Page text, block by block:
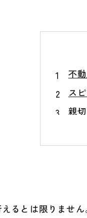
不
ス
親
無
るとは限りませ